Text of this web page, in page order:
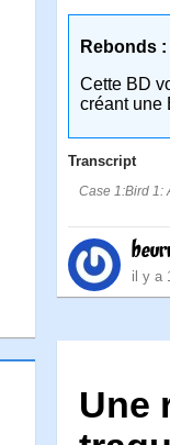
Rebonds :
Cette BD
créant une
Transcript
Case 1:Bird 1:
il y a
Une